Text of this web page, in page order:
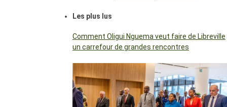
Les plus lus
Comment Oligui Nguema veut faire de Libreville
un carrefour de grandes rencontres